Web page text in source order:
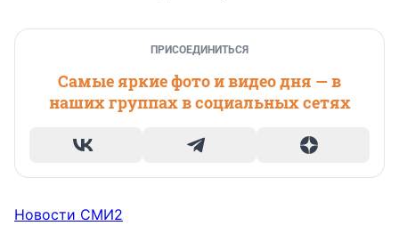
ПРИСОЕДИНИТЬСЯ
Самые яркие фото и видео дня — в
наших группах в социальных сетях
Новости СМИ2